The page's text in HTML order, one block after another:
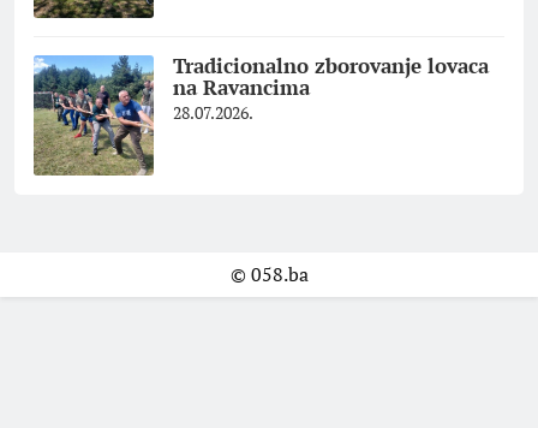
Tradicionalno zborovanje lovaca
na Ravancima
28.07.2026.
© 058.ba